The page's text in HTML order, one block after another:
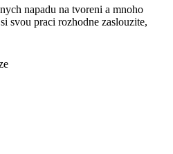
napadu na tvoreni a mnoho
svou praci rozhodne zaslouzite,